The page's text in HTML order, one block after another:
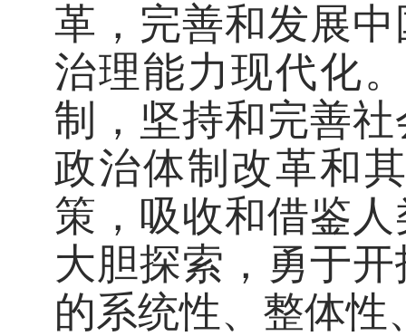
革，完善和发展
治理能力现代化
制，坚持和完善
政治体制改革和
策，吸收和借鉴
大胆探索，勇于
的系统性、整体